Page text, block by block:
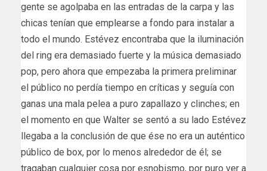
gente se agolpaba en las entradas de la carpa y las
chicas tenían que emplearse a fondo para instalar a
todo el mundo. Estévez encontraba que la iluminación
del ring era demasiado fuerte y la música demasiado
pop, pero ahora que empezaba la primera preliminar
el público no perdía tiempo en críticas y seguía con
ganas una mala pelea a puro zapallazo y clinches; en
el momento en que Walter se sentó a su lado Estévez
llegaba a la conclusión de que ése no era un auténtico
público de box, por lo menos alrededor de él; se
tragaban cualquier cosa por esnobismo, por puro ver a